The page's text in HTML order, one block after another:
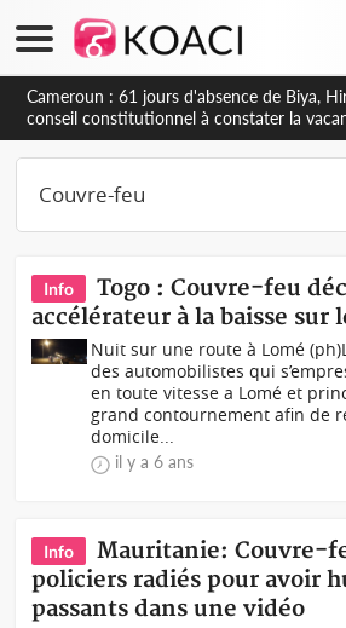
Côte d'Ivoire : Fin de la pagaille au PDCI-
les mouvements sauvages
Info
Togo : Couvre-feu
accélérateur à la baisse sur
Nuit sur une route à Lomé
des automobilistes qui
en toute vitesse a Lomé et
grand contournement afin de
domicile...
il y a 6 ans
Info
Mauritanie: Couvre-
policiers radiés pour avoir
passants dans une vidéo